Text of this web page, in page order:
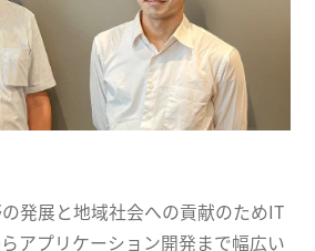
発展と地域社会への貢献のためIT
アプリケーション開発まで幅広い